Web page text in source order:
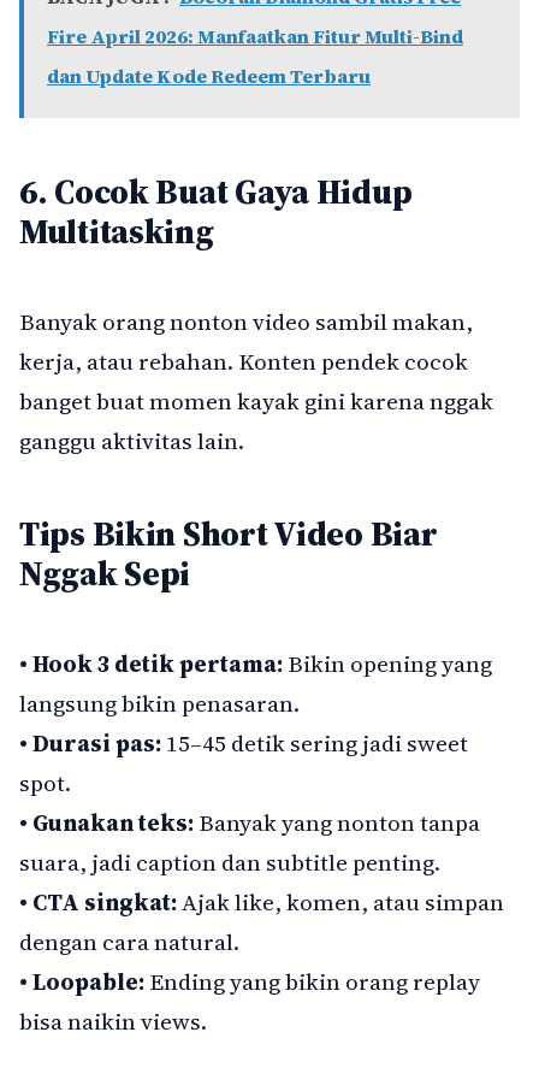
Fire April 2026: Manfaatkan Fitur Multi-Bind
dan Update Kode Redeem Terbaru
6. Cocok Buat Gaya Hidup
Multitasking
Banyak orang nonton video sambil makan,
kerja, atau rebahan. Konten pendek cocok
banget buat momen kayak gini karena nggak
ganggu aktivitas lain.
Tips Bikin Short Video Biar
Nggak Sepi
• Hook 3 detik pertama:Bikin opening yang
langsung bikin penasaran.
• Durasi pas:15–45 detik sering jadi sweet
spot.
• Gunakan teks:Banyak yang nonton tanpa
suara, jadi caption dan subtitle penting.
• CTA singkat:Ajak like, komen, atau simpan
dengan cara natural.
• Loopable:Ending yang bikin orang replay
bisa naikin views.